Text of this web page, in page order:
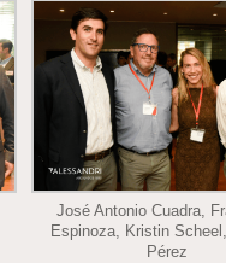
José Antonio Cuadra,
Espinoza, Kristin
Pérez